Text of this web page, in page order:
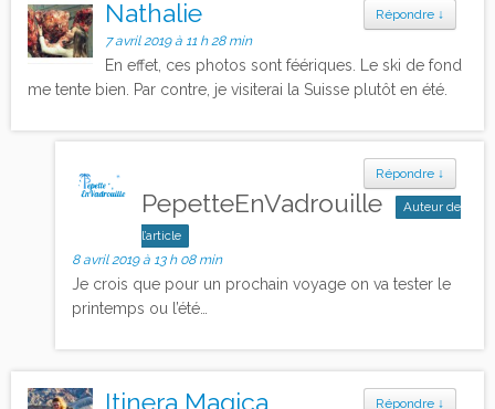
Répondre ↓
Nathalie
7 avril 2019 à 11 h 28 min
En effet, ces photos sont féériques. Le ski de fond
me tente bien. Par contre, je visiterai la Suisse plutôt en été.
Répondre ↓
PepetteEnVadrouille
Auteur de
l’article
8 avril 2019 à 13 h 08 min
Je crois que pour un prochain voyage on va tester le
printemps ou l’été…
Répondre ↓
Itinera Magica